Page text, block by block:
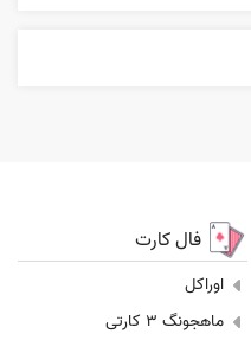
فال کارت
اوراکل
ماهجونگ 3 کارتی